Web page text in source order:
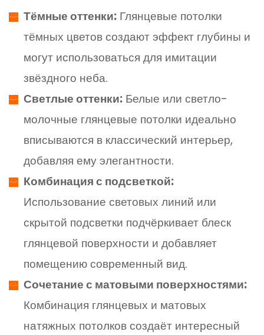
Тёмные оттенки: Глянцевые потолки
тёмных цветов создают эффект глубины и
могут использоваться для имитации
звёздного неба.
Светлые оттенки: Белые или светло-
молочные глянцевые потолки идеально
вписываются в классический интерьер,
добавляя ему элегантности.
Комбинация с подсветкой:
Использование световых линий или
скрытой подсветки подчёркивает блеск
глянцевой поверхности и добавляет
помещению современный вид.
Сочетание с матовыми поверхностями:
Комбинация глянцевых и матовых
натяжных потолков создаёт интересный